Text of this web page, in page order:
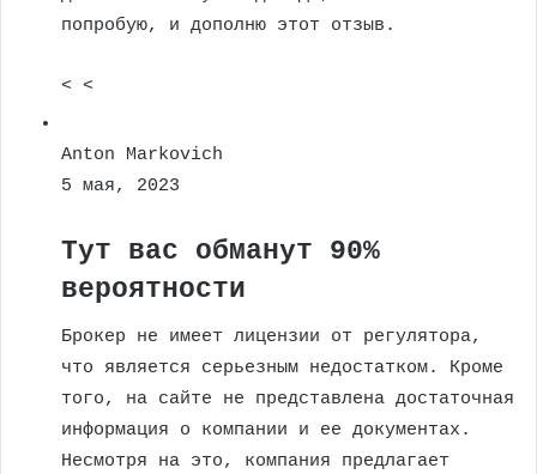
попробую, и дополню этот отзыв.
< <
Anton Markovich
5 мая, 2023
Тут вас обманут 90%
вероятности
Брокер не имеет лицензии от регулятора,
что является серьезным недостатком. Кроме
того, на сайте не представлена достаточная
информация о компании и ее документах.
Несмотря на это, компания предлагает